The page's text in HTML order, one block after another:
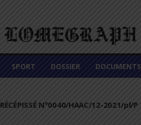
SPORT DOSSIER DOCUMENTS
RÉCÉPISSÉ N°0040/HAAC/12-2021/pl/P